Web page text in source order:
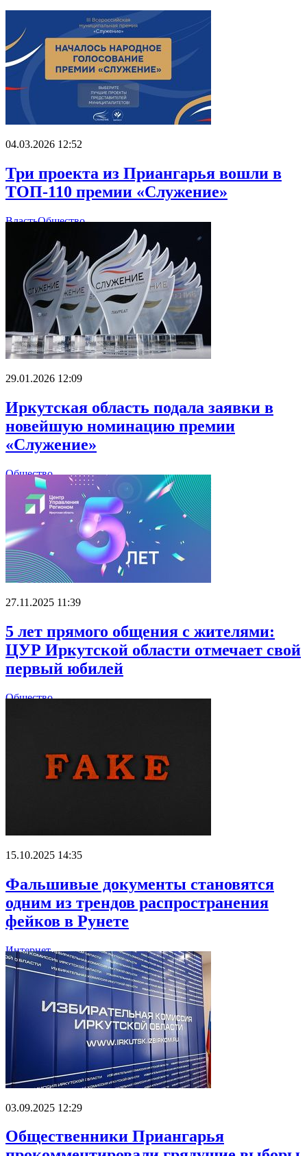
04.03.2026 12:52
Три проекта из Приангарья вошли в
ТОП-110 премии «Служение»
ВластьОбщество
29.01.2026 12:09
Иркутская область подала заявки в
новейшую номинацию премии
«Служение»
Общество
27.11.2025 11:39
5 лет прямого общения с жителями:
ЦУР Иркутской области отмечает свой
первый юбилей
Общество
15.10.2025 14:35
Фальшивые документы становятся
одним из трендов распространения
фейков в Рунете
Интернет
03.09.2025 12:29
Общественники Приангарья